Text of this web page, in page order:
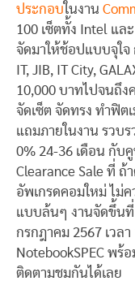
ประกอบ ในงาน
100 เซ็ตทั้ง Intel แล
จัดมาให้ช้อปแบบจุใจ
IT, JIB, IT City,
10,000 บาทไปจนถึ
จัดเซ็ต จัดทรง ทำฟิต
แถมภายในงาน รวบ
0% 24-36 เดือน กับ
Clearance Sale ที่
อัพเกรดคอมใหม่ ไม่
แบบล้นๆ งานจัดขึ้นที่
กรกฎาคม 2567 เวล
NotebookSPEC พ
ติดตามชมกันได้เลย